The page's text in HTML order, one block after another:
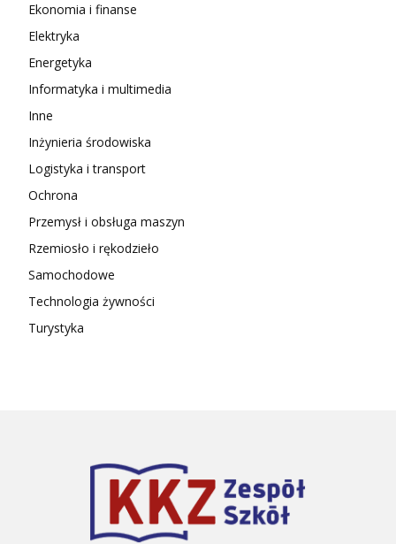
Ekonomia i finanse
Elektryka
Energetyka
Informatyka i multimedia
Inne
Inżynieria środowiska
Logistyka i transport
Ochrona
Przemysł i obsługa maszyn
Rzemiosło i rękodzieło
Samochodowe
Technologia żywności
Turystyka